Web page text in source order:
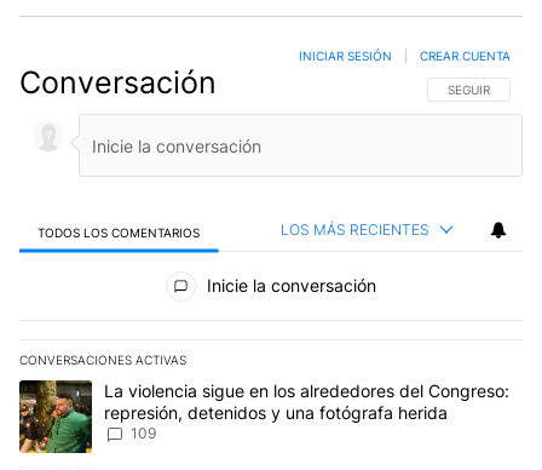
Conversación SIGA ESTA
SEGUIR
INICIAR SESIÓN CREAR CUENTA
TODOS LOS COMENTARIOS LOS MÁS RECIENTES
Todos los comentarios
Inicie la conversación
CONVERSACIONES ACTIVAS
Este listado muestra los artículos con más comentarios en los
Un artículo de tendencia con el título "La violencia sigue en los
La violencia sigue en los alrededores del Congreso:
represión, detenidos y una fotógrafa herida
109